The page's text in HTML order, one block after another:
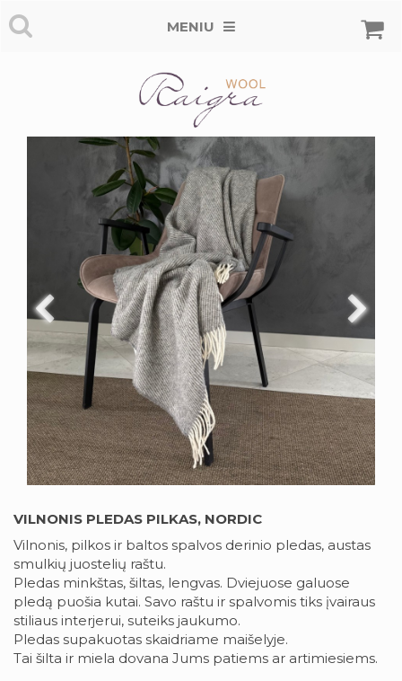
MENIU
VILNONIS PLEDAS PILKAS, NORDIC
Vilnonis, pilkos ir baltos spalvos derinio pledas, austas
smulkių juostelių raštu.
Pledas minkštas, šiltas, lengvas. Dviejuose galuose
pledą puošia kutai. Savo raštu ir spalvomis tiks įvairaus
stiliaus interjerui, suteiks jaukumo.
Pledas supakuotas skaidriame maišelyje.
Tai šilta ir miela dovana Jums patiems ar artimiesiems.